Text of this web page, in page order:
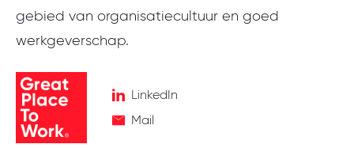
LinkedIn
Mail
gebied van organisatiecultuur en goed
werkgeverschap.